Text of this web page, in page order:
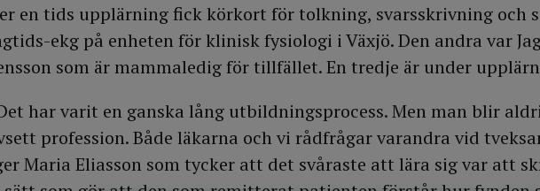
en tids upplärning fick körkort för tolkning, svarsskrivning och
ekg på enheten för klinisk fysiologi i Växjö. Den andra var
som är mammaledig för tillfället. En tredje är under
har varit en ganska lång utbildningsprocess. Men man blir
profession. Både läkarna och vi rådfrågar varandra vid
Maria Eliasson som tycker att det svåraste att lära sig var att